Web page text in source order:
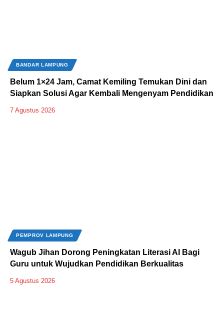
BANDAR LAMPUNG
Belum 1×24 Jam, Camat Kemiling Temukan Dini dan
Siapkan Solusi Agar Kembali Mengenyam Pendidikan
7 Agustus 2026
PEMPROV LAMPUNG
Wagub Jihan Dorong Peningkatan Literasi AI Bagi
Guru untuk Wujudkan Pendidikan Berkualitas
5 Agustus 2026